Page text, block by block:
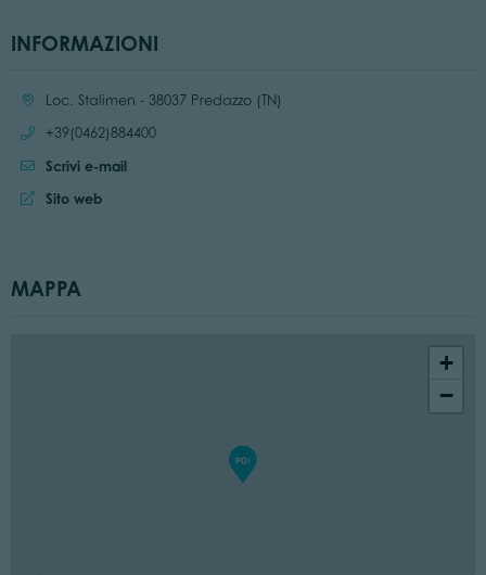
INFORMAZIONI
Località:Loc. Stalimen - 38037 Predazzo (TN)
Chiama:
+39(0462)884400
Scrivi e-mail
Sito web:
Sito web
MAPPA
+
−